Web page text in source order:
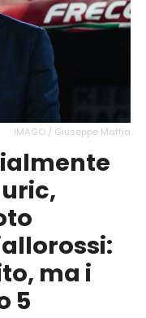
IMAGO / Giuseppe Maffia
ma i
5